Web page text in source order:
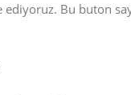
ediyoruz. Bu buton